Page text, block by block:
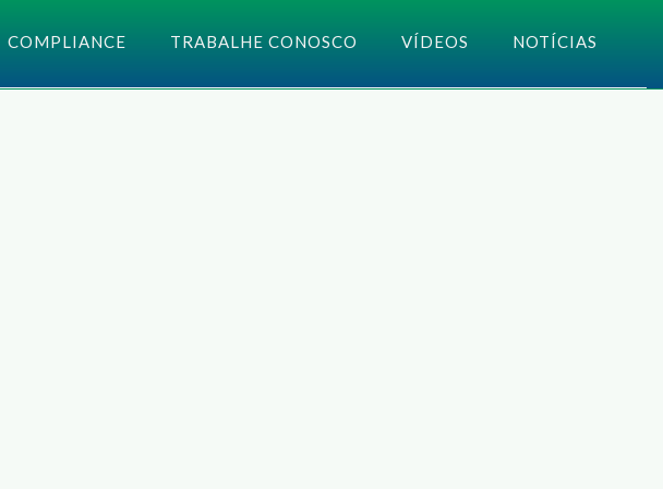
COMPLIANCE TRABALHE CONOSCO VÍDEOS NOTÍCIAS